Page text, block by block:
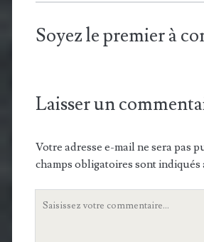
Soyez le premier à
Laisser un
Votre adresse e-mail ne sera pas
champs obligatoires sont indiqués